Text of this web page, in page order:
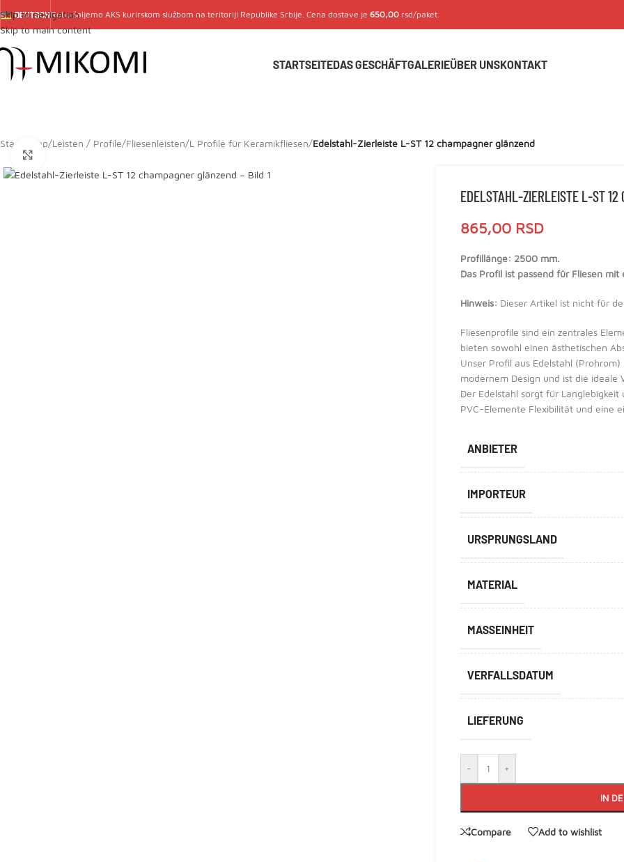
Skip to navigation
Skip to main content
DEUTSCHRobu šaljemo AKS kurirskom službom na teritoriji Republike Srbije. Cena dostave je 650,00rsd/paket.
STARTSEITEDAS GESCHÄFTGALERIEÜBER UNSKONTAKT
Start Shop/Leisten / Profile/Fliesenleisten/L Profile für Keramikfliesen/Edelstahl-Zierleiste L-ST 12 champagner glänzend
EDELSTAHL-ZIERLEISTE L-ST 12
865,00 RSD
Profillänge: 2500 mm.
Das Profil ist passend für Fliesen mit
Hinweis: Dieser Artikel ist nicht für
Fliesenprofile sind ein zentrales
bieten sowohl einen ästhetischen
Unser Profil aus Edelstahl
modernem Design und ist die ideale
Der Edelstahl sorgt für
PVC-Elemente Flexibilität und eine
ANBIETER
IMPORTEUR
URSPRUNGSLAND
MATERIAL
MASSEINHEIT
VERFALLSDATUM
LIEFERUNG
- +
IN
Compare Add to wishlist